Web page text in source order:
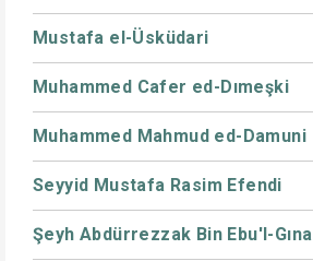
Mustafa el-Üsküdari
Muhammed Cafer ed-Dımeşki
Muhammed Mahmud ed-Damuni
Seyyid Mustafa Rasim Efendi
Şeyh Abdürrezzak Bin Ebu'l-Gına